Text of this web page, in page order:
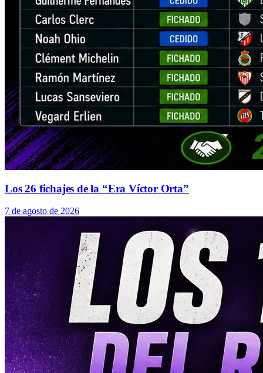
Los 26 fichajes de la “Era Víctor Orta”
7 de agosto de 2026